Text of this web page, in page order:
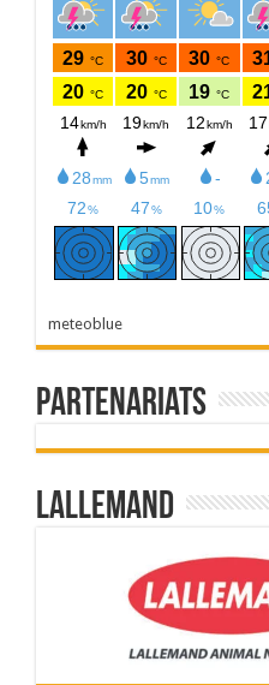
meteoblue
Partenariats
Lallemand